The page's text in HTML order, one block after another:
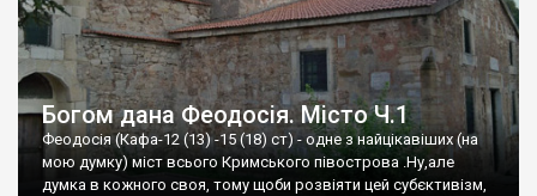
Богом дана Феодосія. Місто Ч.1
Феодосія (Кафа-12 (13) -15 (18) ст) - одне з найцікавіших (на
мою думку) міст всього Кримського півострова .Ну,але
думка в кожного своя, тому щоби розвіяти цей субєктивізм,